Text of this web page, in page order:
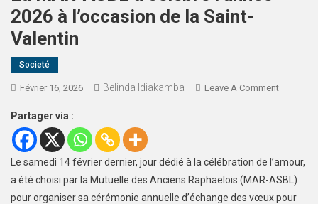
2026 à l’occasion de la Saint-
Valentin
Societé
Février 16, 2026 Belinda Idiakamba Leave A Comment
Partager via :
Le samedi 14 février dernier, jour dédié à la célébration de l’amour,
a été choisi par la Mutuelle des Anciens Raphaëlois (MAR-ASBL)
pour organiser sa cérémonie annuelle d’échange des vœux pour